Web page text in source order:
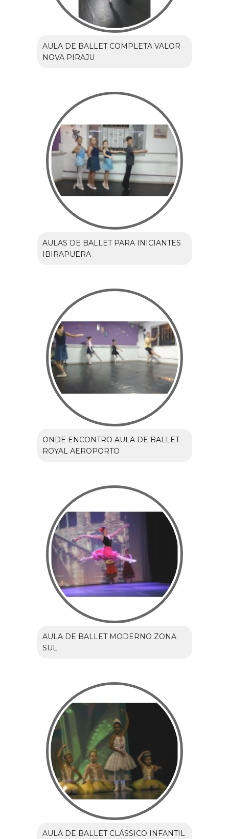
AULA DE BALLET COMPLETA VALOR
NOVA PIRAJU
AULAS DE BALLET PARA INICIANTES
IBIRAPUERA
ONDE ENCONTRO AULA DE BALLET
ROYAL AEROPORTO
AULA DE BALLET MODERNO ZONA
SUL
AULA DE BALLET CLÁSSICO INFANTIL